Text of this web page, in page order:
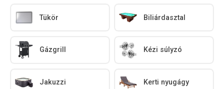
Tükör Biliárdasztal
Gázgrill Kézi súlyzó
Jakuzzi Kerti nyugágy